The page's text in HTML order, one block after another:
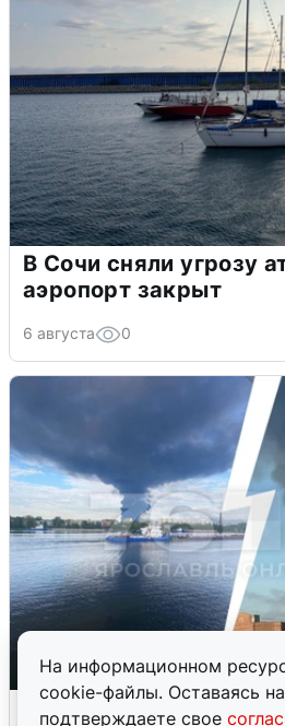
На информационном
cookie-файлы. Оставаясь
подтверждаете свое
В Сочи сняли угрозу
аэропорт закрыт
6 августа 0
Ночная атака БПЛА на